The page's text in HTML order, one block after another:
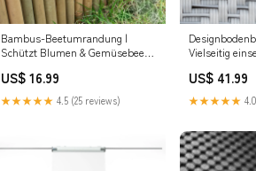
Bambus-Beetumrandung |
Schützt Blumen & Gemüsebeete
Kategorie_Gummimatten &
Gummiläufer
US$ 16.99
★★★★★ 4.5 (25 reviews)
Vielseitig
cm
US$ 41.99
★★★★★